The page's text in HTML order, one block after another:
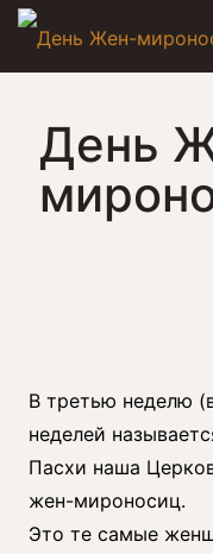
День
В третью неделю
неделей
Пасхи наша
жен-мироносиц.
Это те самые